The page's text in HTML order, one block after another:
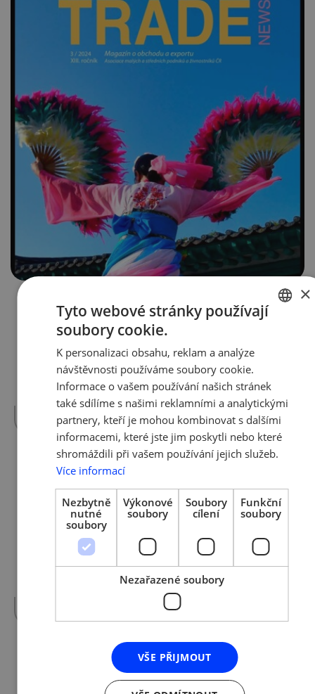
25. 6. 2024 | Marková
TRADE NEWS 3/2024
Vychází nové číslo magazínu TRADE NEWS.
V čísle najdete: Korejská republika tančí v
rytmu inovací I přes geografickou
vzdálenost mají Korea a Česko k sobě…více »
25. 6. 2024 | Marková
TRADE NEWS 3/2024
Celý magazín naleznete zde:
Trade_News_2024_3 Online články: V čísle
inovací I přes geografickou vzdálenost mají
více »
9. 5. 2024 | Kuchařová
TRADE NEWS 2/2024
×
Tyto webové stránky používají
soubory cookie.
K personalizaci obsahu, reklam a analýze
návštěvnosti používáme soubory cookie.
Informace o vašem používání našich stránek
také sdílíme s našimi reklamními a analytickými
partnery, kteří je mohou kombinovat s dalšími
informacemi, které jste jim poskytli nebo které
shromáždili při vašem používání jejich služeb.
Více informací
Nezbytně
nutné
soubory
Výkonové
soubory
Soubory
cílení
Funkční
soubory
Nezařazené soubory
VŠE PŘIJMOUT